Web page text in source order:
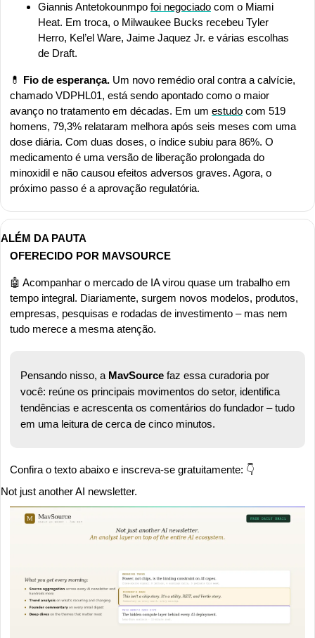
Giannis Antetokounmpo foi negociado com o Miami
Heat. Em troca, o Milwaukee Bucks recebeu Tyler
Herro, Kel’el Ware, Jaime Jaquez Jr. e várias escolhas
de Draft.
💊 Fio de esperança. Um novo remédio oral contra a calvície,
chamado VDPHL01, está sendo apontado como o maior
avanço no tratamento em décadas. Em um estudo com 519
homens, 79,3% relataram melhora após seis meses com uma
dose diária. Com duas doses, o índice subiu para 86%. O
medicamento é uma versão de liberação prolongada do
minoxidil e não causou efeitos adversos graves. Agora, o
próximo passo é a aprovação regulatória.
ALÉM DA PAUTA
OFERECIDO POR MAVSOURCE
🤖 Acompanhar o mercado de IA virou quase um trabalho em
tempo integral. Diariamente, surgem novos modelos, produtos,
empresas, pesquisas e rodadas de investimento – mas nem
tudo merece a mesma atenção.
Pensando nisso, a MavSource faz essa curadoria por
você: reúne os principais movimentos do setor, identifica
tendências e acrescenta os comentários do fundador – tudo
em uma leitura de cerca de cinco minutos.
Confira o texto abaixo e inscreva-se gratuitamente: 👇
Not just another AI newsletter.